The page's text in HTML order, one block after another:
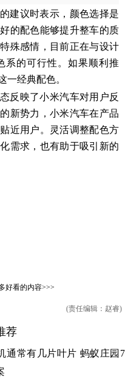
建议时表示，颜色选择是
的配色能够提升整车的质
殊感情，目前正在与设计
系的可行性。如果顺利推
一经典配色。
反映了小米汽车对用户反
新势力，小米汽车在产品
近用户。灵活调整配色方
需求，也有助于吸引新的
好看的内容>>>
(责任编辑：赵睿)
荐
通常有几片叶片 蚂蚁庄园7